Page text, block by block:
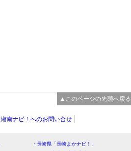
▲このページの先頭へ戻る
湘南ナビ！へのお問い合せ
・長崎県「長崎よかナビ！」